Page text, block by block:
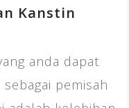
Kanstin
anda dapat
pemisah